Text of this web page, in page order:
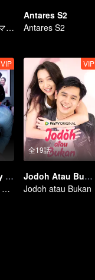
ストーリー · ロマンス
Antares S2
Antares S2
VIP
My Lecturer My Husband
My Lecturer My Husband
全19話
VIP
Jodoh Atau Bukan
Jodoh atau Bukan